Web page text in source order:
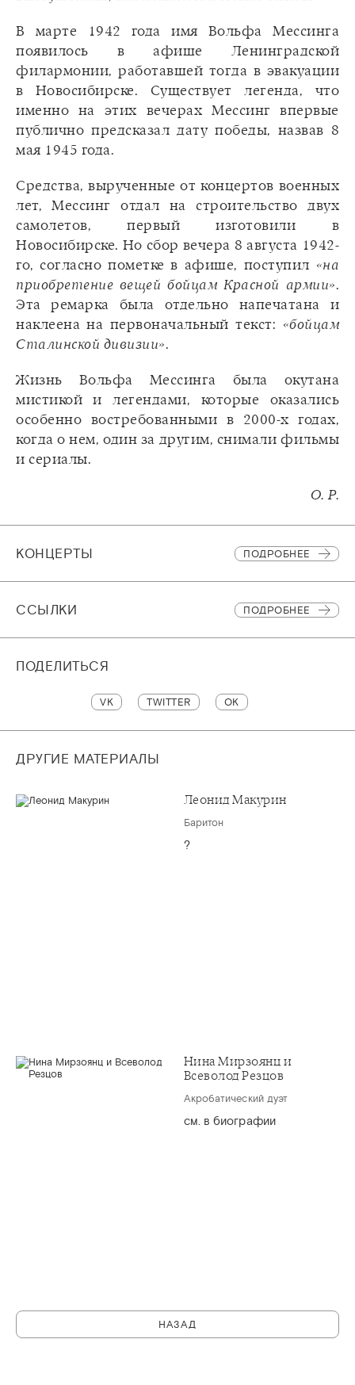
В марте 1942 года имя Вольфа Мессинга
появилось в афише Ленинградской
филармонии, работавшей тогда в эвакуации
в Новосибирске. Существует легенда, что
именно на этих вечерах Мессинг впервые
публично предсказал дату победы, назвав 8
мая 1945 года.
Средства, вырученные от концертов военных
лет, Мессинг отдал на строительство двух
самолетов, первый изготовили в
Новосибирске. Но сбор вечера 8 августа 1942-
го, согласно пометке в афише, поступил «на
приобретение вещей бойцам Красной армии».
Эта ремарка была отдельно напечатана и
наклеена на первоначальный текст: «бойцам
Сталинской дивизии».
Жизнь Вольфа Мессинга была окутана
мистикой и легендами, которые оказались
особенно востребованными в 2000-х годах,
когда о нем, один за другим, снимали фильмы
и сериалы.
О. Р.
КОНЦЕРТЫ ПОДРОБНЕЕ
CСЫЛКИ ПОДРОБНЕЕ
ПОДЕЛИТЬСЯ
VK TWITTER OK
ДРУГИЕ МАТЕРИАЛЫ
Леонид Макурин
Баритон
?
Нина Мирзоянц и
Всеволод Резцов
Акробатический дуэт
см. в биографии
НАЗАД